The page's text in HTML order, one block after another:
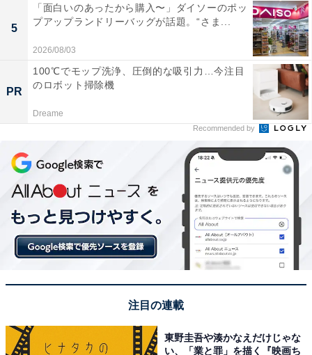
楽天トラベルのスーパーDEALとは？
楽天スーパーDEALは、全国各地の人気ホテルや旅館を
大幅なポイントバックで予約できるイベント。楽天IDを
用いてスーパーDEAL対象のプランを予約し、実際に宿
泊すると、もれなく宿泊料金の30～40％が楽天ポイント
で還元されます。お得に宿泊したい人は、日々更新され
るおすすめプランをお見逃しなく！
※プラン名称に【楽天スーパーDEAL】と記載があるプ
ランのみ、ポイント還元対象です。
楽天スーパーDEAL対象のホテル・プランを見る
5
「面白いのあったから購入〜」ダイソーのポッ
プアップランドリーバッグが話題。“さま...
2026/08/03
PR
100℃でモップ洗浄、圧倒的な吸引力…今注目
のロボット掃除機
Dreame
Recommended by
注目の連載
東野圭吾や湊かなえだけじゃな
い、「業と罪」を描く『映画ち